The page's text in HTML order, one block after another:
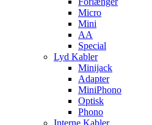
Micro
Mini
AA
Special
Lyd Kabler
Minijack
Adapter
MiniPhono
Optisk
Phono
Interne Kabler